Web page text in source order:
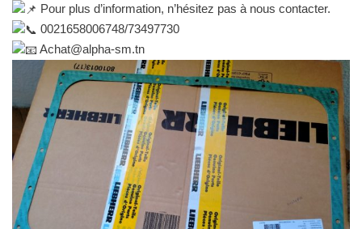
Pour plus d’information, n’hésitez pas à nous contacter.
0021658006748/73497730
Achat@alpha-sm.tn